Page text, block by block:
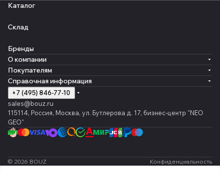
Каталог
Склад
Бренды
О компании
Покупателям
Справочная информация
+7 (495) 846-77-10
sales@bouz.ru
115114, Россия, Москва, ул. Бутлерова д. 17, бизнес-центр "NEO
GEO"
© 2026 BOUZ Конфиденциальность